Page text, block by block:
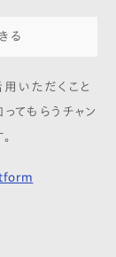
る
いただくこと
てもらうチャン